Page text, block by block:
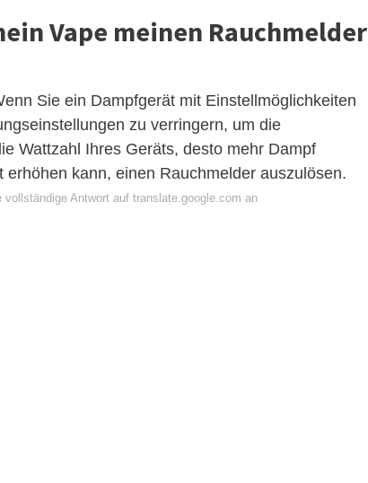
Vape meinen Rauchmelder
Sie ein Dampfgerät mit Einstellmöglichkeiten
zu verringern, um die
Wattzahl Ihres Geräts, desto mehr Dampf
kann, einen Rauchmelder auszulösen.
vollständige Antwort auf translate.google.com an